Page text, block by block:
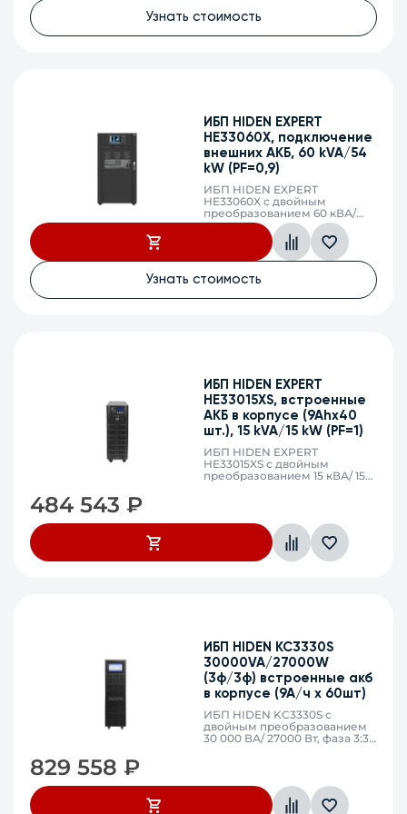
заряда 7,1А, напряжение АКБ
±216/228/240/252/264 VDC
Узнать стоимость
ИБП HIDEN EXPERT
HE33060X, подключение
внешних АКБ, 60 kVA/54
kW (PF=0,9)
ИБП HIDEN EXPERT
HE33060X с двойным
преобразованием 60 кВА/
к54 Вт, фаза 3:3, без
встроенных АКБ, ЗУ 19,1А
напряжение АКБ
±216/228/240/252/264 VDC
клеммный терминал, SNMP
слот
Узнать стоимость
ИБП HIDEN EXPERT
HE33015XS, встроенные
АКБ в корпусе (9Ahх40
шт.), 15 kVA/15 kW (PF=1)
ИБП HIDEN EXPERT
HE33015XS с двойным
преобразованием 15 кВА/ 15
слот
484 543₽
ИБП HIDEN KC3330S
30000VA/27000W
(3ф/3ф) встроенные акб
в корпусе (9А/ч х 60шт)
ИБП HIDEN KC3330S с
двойным преобразованием
30 000 ВА/ 27000 Вт, фаза 3:3,
RS232, EPO, порты
параллельного подключения
829 558₽